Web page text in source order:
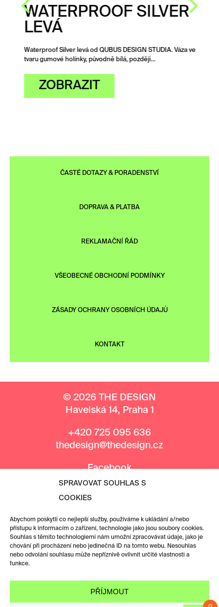
SPRAVOVAT SOUHLAS S
COOKIES
Abychom poskytli co nejlepší služby, používáme k ukládání a/nebo
přístupu k informacím o zařízení, technologie jako jsou soubory cookies.
Souhlas s těmito technologiemi nám umožní zpracovávat údaje, jako je
chování při procházení nebo jedinečná ID na tomto webu. Nesouhlas
nebo odvolání souhlasu může nepříznivě ovlivnit určité vlastnosti a
funkce.
PŘÍJMOUT
WATERPROOF SILVER
LEVÁ
Waterproof Silver levá od QUBUS DESIGN STUDIA. Váza ve
tvaru gumové holínky, původně bílá, později…
ZOBRAZIT
ČASTÉ DOTAZY & PORADENSTVÍ
DOPRAVA & PLATBA
REKLAMAČNÍ ŘÁD
VŠEOBECNÉ OBCHODNÍ PODMÍNKY
ZÁSADY OCHRANY OSOBNÍCH ÚDAJŮ
KONTAKT
© 2026 THE DESIGN
Havelská 14, Praha 1
+420 725 095 636
thedesign@thedesign.cz
Facebook
Instagram